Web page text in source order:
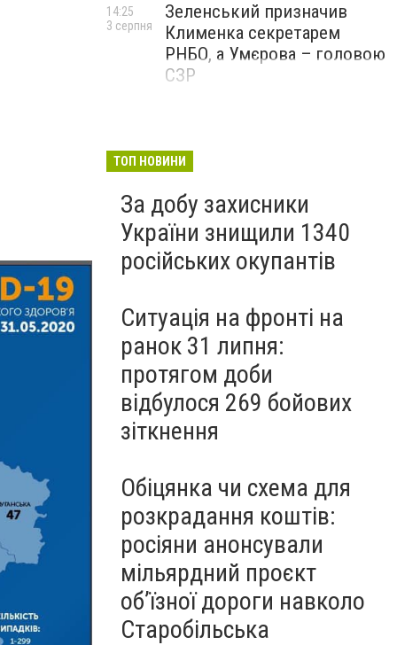
Зеленський призначив
Клименка секретарем
РНБО, а Умєрова – головою
СЗР
14:25
3 серпня
ТОП НОВИНИ
За добу захисники
України знищили 1340
російських окупантів
Ситуація на фронті на
ранок 31 липня:
протягом доби
відбулося 269 бойових
зіткнення
Обіцянка чи схема для
розкрадання коштів:
росіяни анонсували
мільярдний проєкт
об’їзної дороги навколо
Старобільська